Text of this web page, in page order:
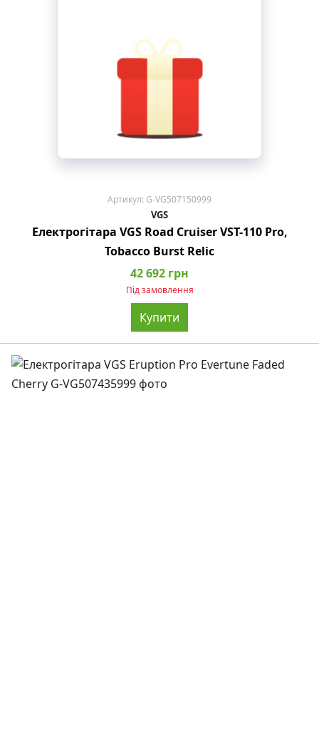
Артикул: G-VG507150999
VGS
Електрогітара VGS Road Cruiser VST-110 Pro,
Tobacco Burst Relic
42 692 грн
Під замовлення
Купити